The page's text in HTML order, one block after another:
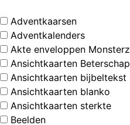
Adventkaarsen
Adventkalenders
Akte enveloppen
Ansichtkaarten
Ansichtkaarten bijbeltekst
Ansichtkaarten blanko
Ansichtkaarten sterkte
Beelden